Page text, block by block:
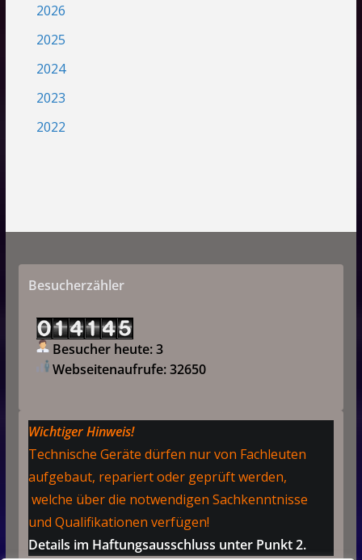
2026
2025
2024
2023
2022
Besucherzähler
Besucher heute: 3
Webseitenaufrufe: 32650
Wichtiger Hinweis!
Technische Geräte dürfen nur von Fachleuten
aufgebaut, repariert oder geprüft werden,
welche über die notwendigen Sachkenntnisse
und Qualifikationen verfügen!
Details im Haftungsausschluss unter Punkt 2.